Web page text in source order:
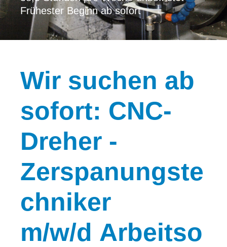
Frühester Beginn ab sofort
Wir suchen ab
sofort: CNC-
Dreher -
Zerspanungste
chniker
m/w/d Arbeitso